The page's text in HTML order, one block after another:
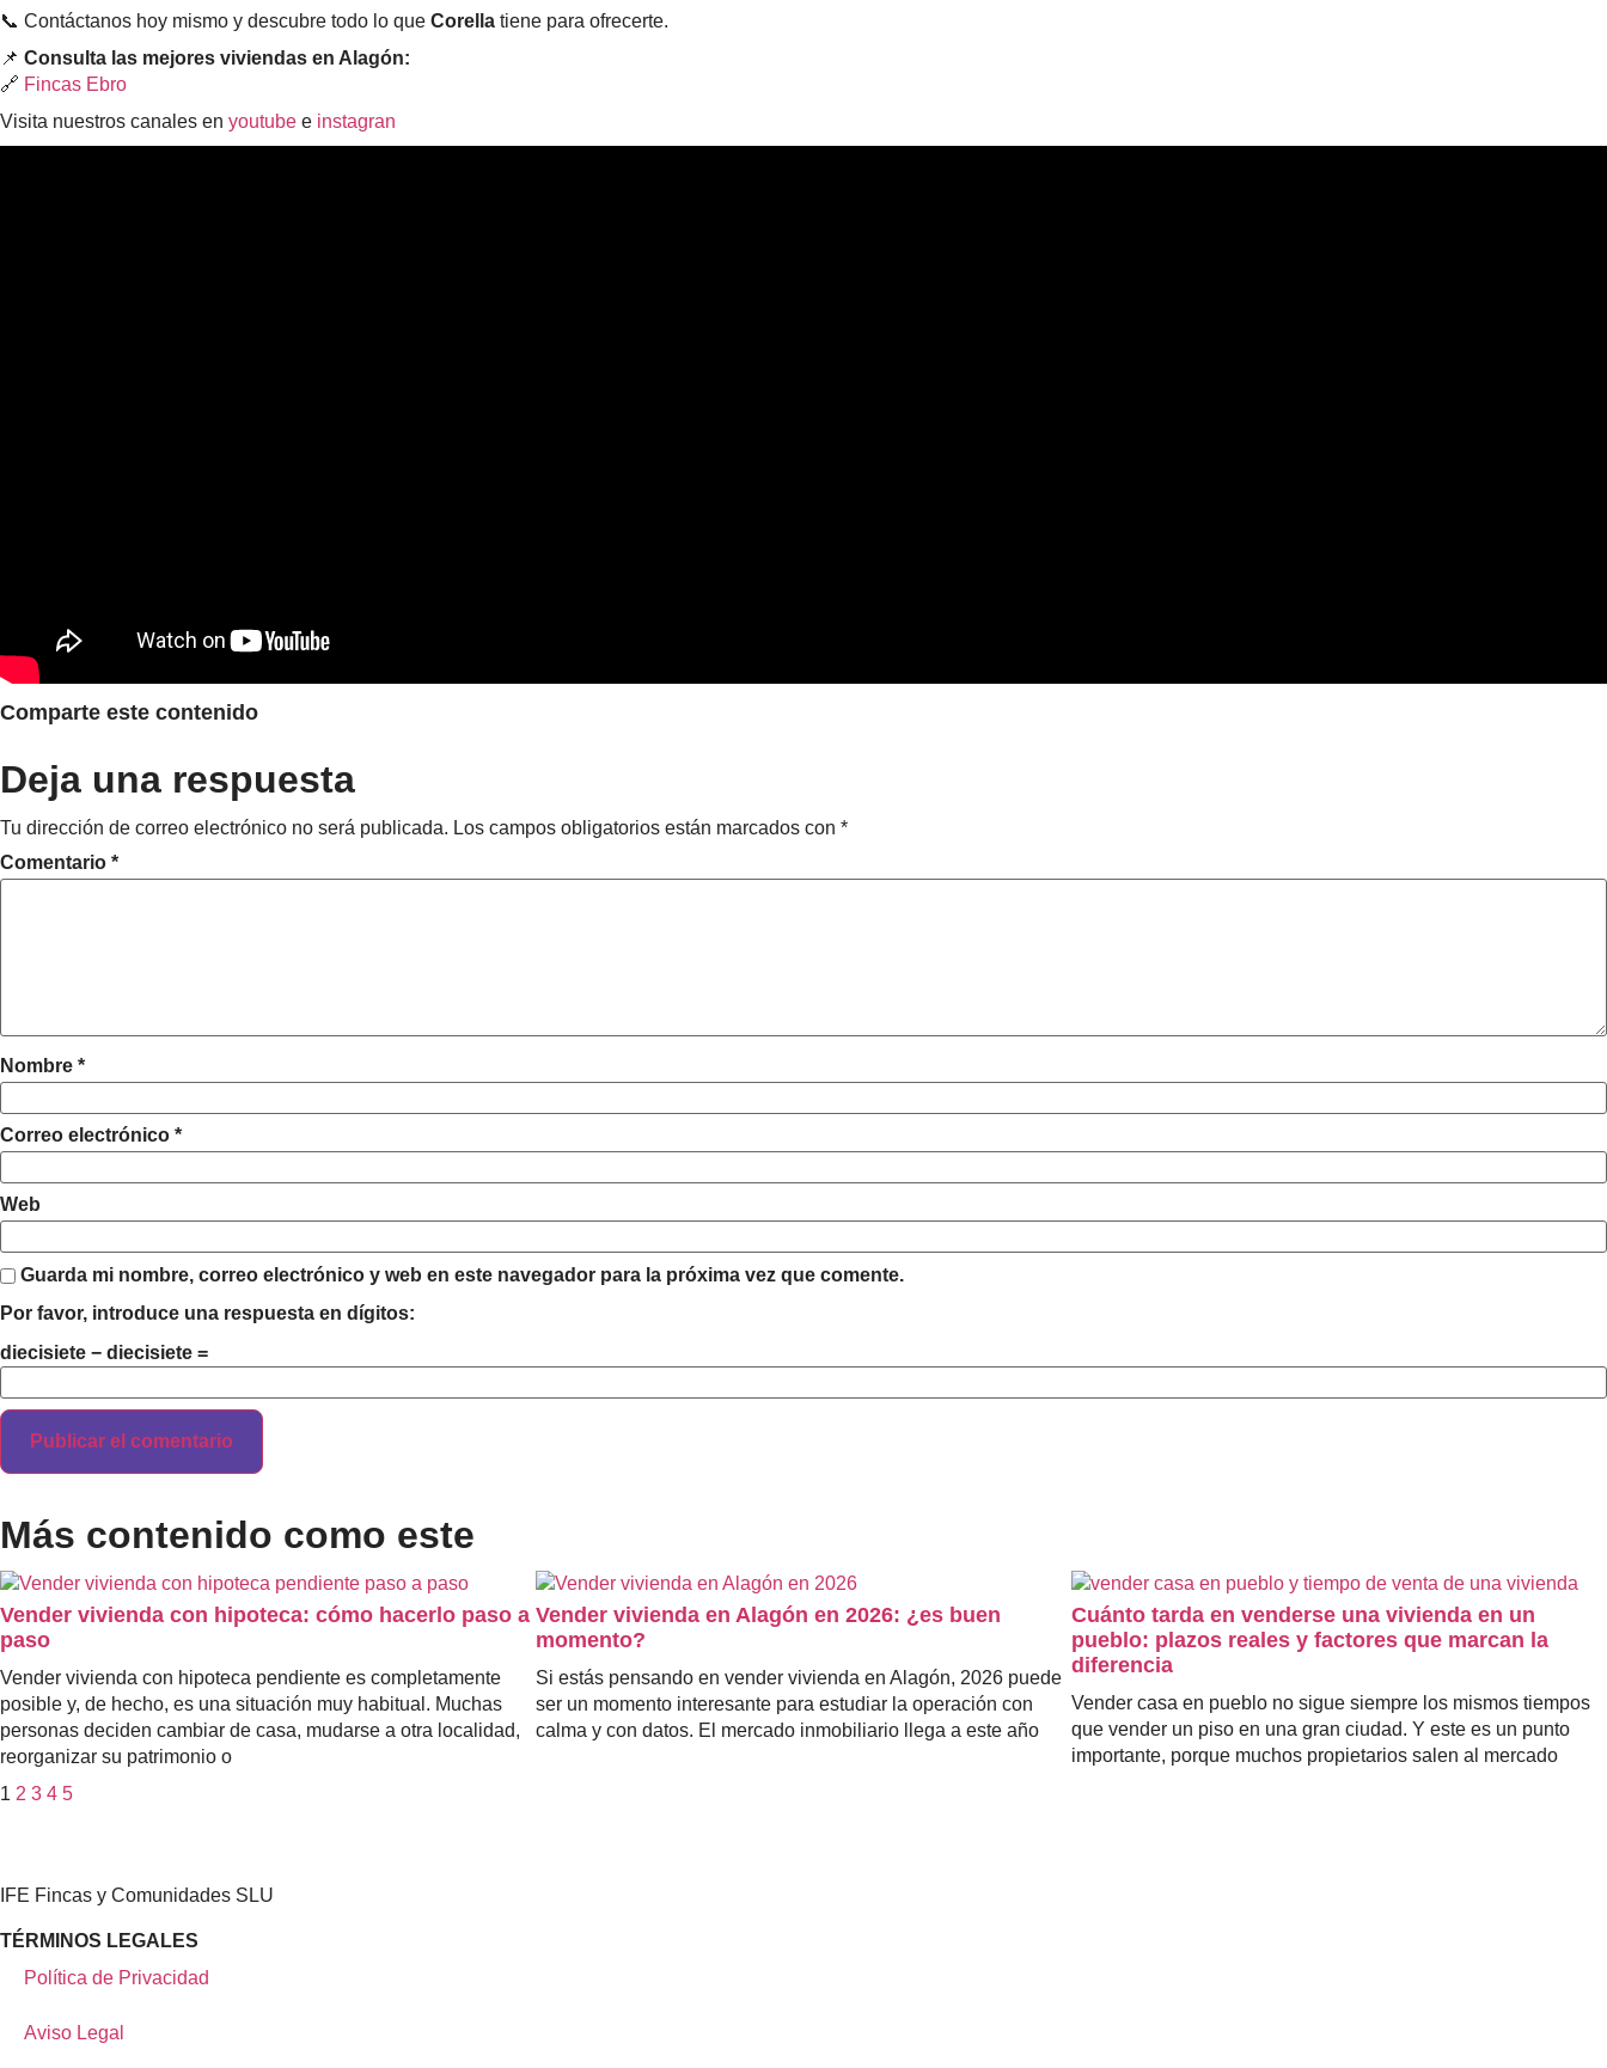
📞 Contáctanos hoy mismo y descubre todo lo que Corella tiene para ofrecerte.
📌 Consulta las mejores viviendas en Alagón:
🔗 Fincas Ebro
Visita nuestros canales en youtube e instagran
Comparte este contenido
Deja una respuesta
Tu dirección de correo electrónico no será publicada. Los campos obligatorios están marcados con *
Comentario *
Nombre *
Correo electrónico *
Web
Guarda mi nombre, correo electrónico y web en este navegador para la próxima vez que comente.
Por favor, introduce una respuesta en dígitos:
diecisiete − diecisiete =
Más contenido como este
Vender vivienda con hipoteca: cómo hacerlo paso a
paso
Vender vivienda con hipoteca pendiente es completamente
posible y, de hecho, es una situación muy habitual. Muchas
personas deciden cambiar de casa, mudarse a otra localidad,
reorganizar su patrimonio o
Vender vivienda en Alagón en 2026: ¿es buen
momento?
Si estás pensando en vender vivienda en Alagón, 2026 puede
ser un momento interesante para estudiar la operación con
calma y con datos. El mercado inmobiliario llega a este año
Cuánto tarda en venderse una vivienda en un
pueblo: plazos reales y factores que marcan la
diferencia
Vender casa en pueblo no sigue siempre los mismos tiempos
que vender un piso en una gran ciudad. Y este es un punto
importante, porque muchos propietarios salen al mercado
1 2 3 4 5
IFE Fincas y Comunidades SLU
TÉRMINOS LEGALES
Política de Privacidad
Aviso Legal